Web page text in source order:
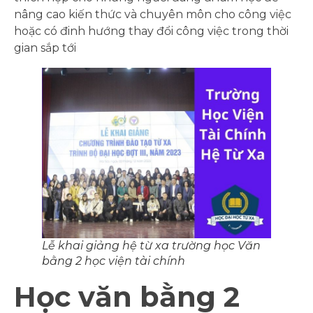
nâng cao kiến thức và chuyên môn cho công việc
hoặc có đinh hướng thay đổi công việc trong thời
gian sắp tới
Lễ khai giảng hệ từ xa trường học Văn
bằng 2 học viện tài chính
Học văn bằng 2